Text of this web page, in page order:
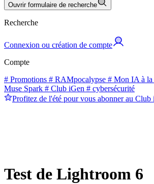
Ouvrir formulaire de recherche
Recherche
Connexion ou création de compte
Compte
# Promotions # RAMpocalypse # Mon IA à la
Muse Spark # Club iGen # cybersécurité
Profitez de l'été pour vous abonner au Club
Test de Lightroom 6